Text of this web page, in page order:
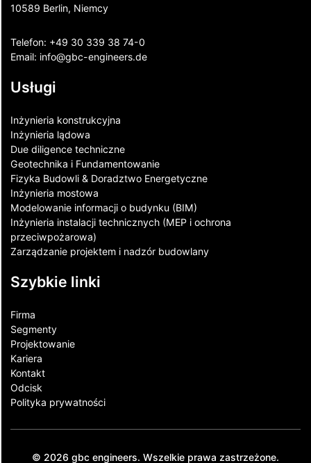
10589 Berlin, Niemcy
Telefon: +49 30 339 38 74-0
Email: info@gbc-engineers.de
Usługi
Inżynieria konstrukcyjna
Inżynieria lądowa
Due diligence techniczne
Geotechnika i Fundamentowanie
Fizyka Budowli & Doradztwo Energetyczne
Inżynieria mostowa
Modelowanie informacji o budynku (BIM)
Inżynieria instalacji technicznych (MEP i ochrona
przeciwpożarowa)
Zarządzanie projektem i nadzór budowlany
Szybkie linki
Firma
Segmenty
Projektowanie
Kariera
Kontakt​
Odcisk
Polityka prywatności
© 2026 gbc engineers. Wszelkie prawa zastrzeżone.